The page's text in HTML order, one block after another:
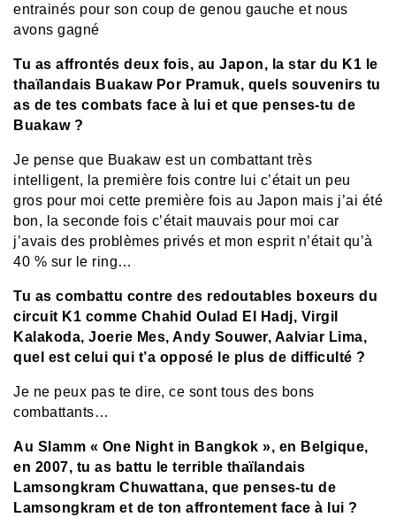
entrainés pour son coup de genou gauche et nous
avons gagné
Tu as affrontés deux fois, au Japon, la star du K1 le
thaïlandais Buakaw Por Pramuk, quels souvenirs tu
as de tes combats face à lui et que penses-tu de
Buakaw ?
Je pense que Buakaw est un combattant très
intelligent, la première fois contre lui c’était un peu
gros pour moi cette première fois au Japon mais j’ai été
bon, la seconde fois c’était mauvais pour moi car
j’avais des problèmes privés et mon esprit n’était qu’à
40 % sur le ring…
Tu as combattu contre des redoutables boxeurs du
circuit K1 comme Chahid Oulad El Hadj, Virgil
Kalakoda, Joerie Mes, Andy Souwer, Aalviar Lima,
quel est celui qui t’a opposé le plus de difficulté ?
Je ne peux pas te dire, ce sont tous des bons
combattants…
Au Slamm « One Night in Bangkok », en Belgique,
en 2007, tu as battu le terrible thaïlandais
Lamsongkram Chuwattana, que penses-tu de
Lamsongkram et de ton affrontement face à lui ?